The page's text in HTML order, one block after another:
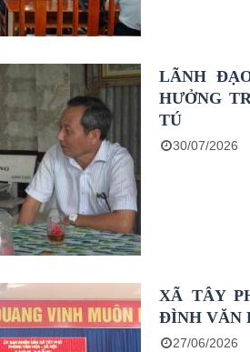
LÃNH
HƯỞNG
TÚ
30/07/2026
XÃ TÂY
ĐÌNH VĂN
27/06/2026